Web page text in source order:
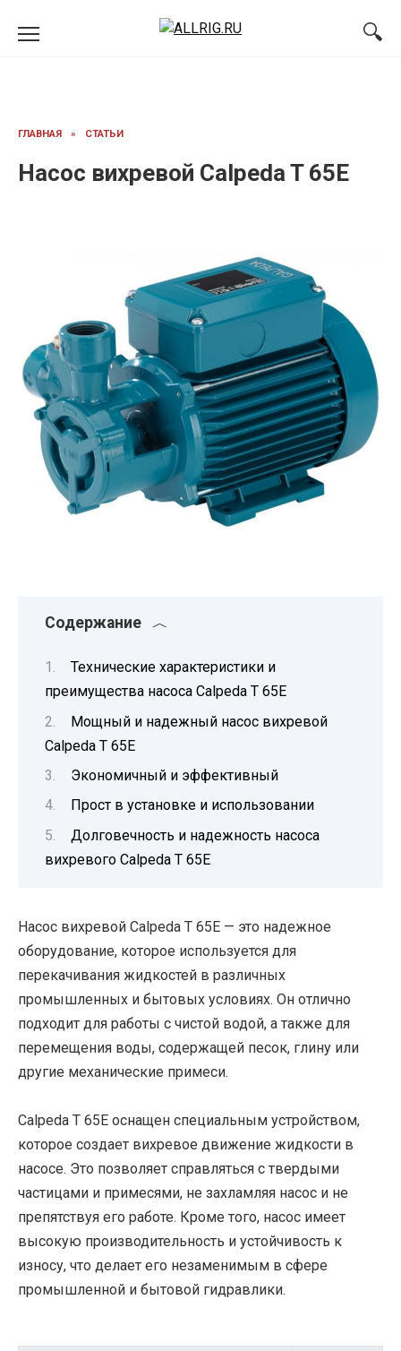
ГЛАВНАЯ » СТАТЬИ
Насос вихревой Calpeda T 65E
Содержание
Технические характеристики и
преимущества насоса Calpeda T 65E
Мощный и надежный насос вихревой
Calpeda T 65E
Экономичный и эффективный
Прост в установке и использовании
Долговечность и надежность насоса
вихревого Calpeda T 65E
Насос вихревой Calpeda T 65E — это надежное
оборудование, которое используется для
перекачивания жидкостей в различных
промышленных и бытовых условиях. Он отлично
подходит для работы с чистой водой, а также для
перемещения воды, содержащей песок, глину или
другие механические примеси.
Calpeda T 65E оснащен специальным устройством,
которое создает вихревое движение жидкости в
насосе. Это позволяет справляться с твердыми
частицами и примесями, не захламляя насос и не
препятствуя его работе. Кроме того, насос имеет
высокую производительность и устойчивость к
износу, что делает его незаменимым в сфере
промышленной и бытовой гидравлики.